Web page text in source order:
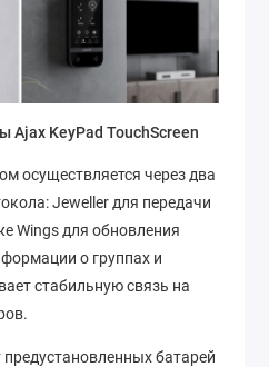
Ajax KeyPad TouchScreen
осуществляется через два
Jeweller для передачи
Wings для обновления
о группах и
стабильную связь на
батарей